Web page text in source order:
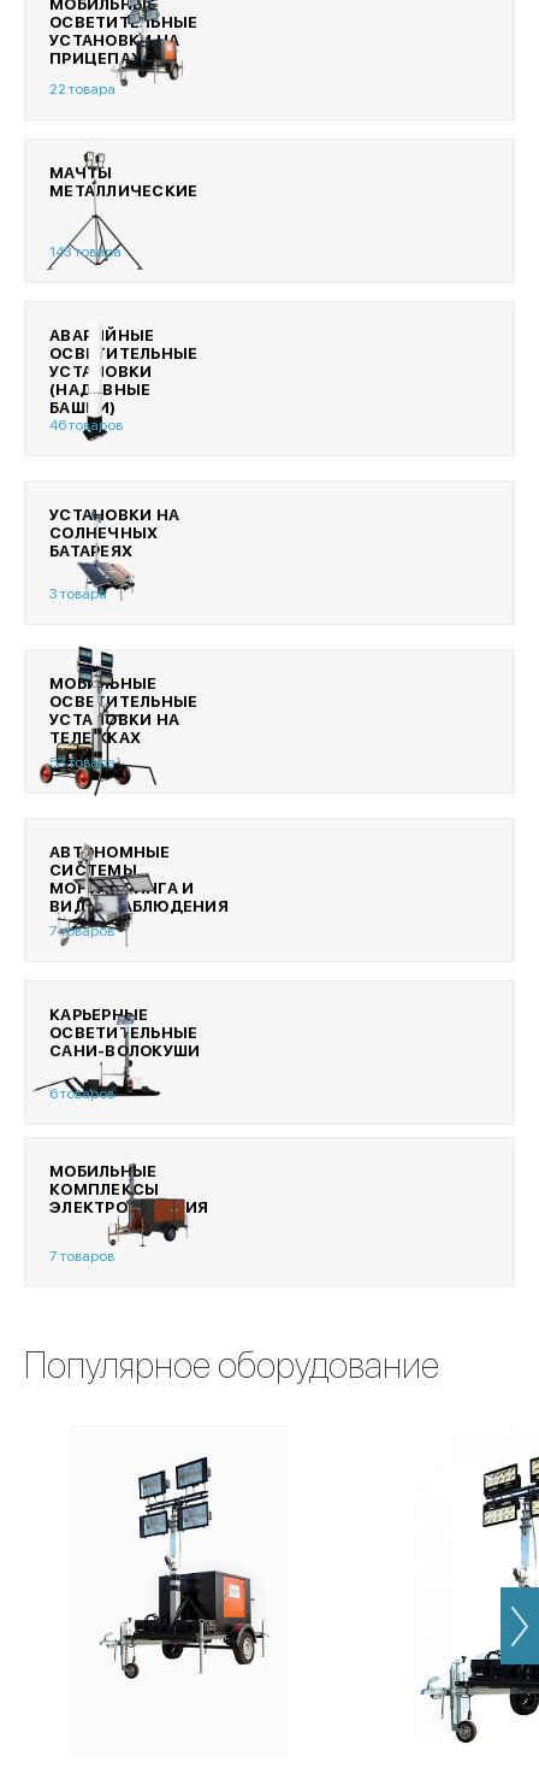
МОБИЛЬНЫЕ
ОСВЕТИТЕЛЬНЫЕ
УСТАНОВКИ НА
ПРИЦЕПАХ
22 товара
МАЧТЫ
МЕТАЛЛИЧЕСКИЕ
143 товара
АВАРИЙНЫЕ
ОСВЕТИТЕЛЬНЫЕ
УСТАНОВКИ
(НАДУВНЫЕ
БАШНИ)
46 товаров
УСТАНОВКИ НА
СОЛНЕЧНЫХ
БАТАРЕЯХ
3 товара
МОБИЛЬНЫЕ
ОСВЕТИТЕЛЬНЫЕ
УСТАНОВКИ НА
ТЕЛЕЖКАХ
53 товара
АВТОНОМНЫЕ
СИСТЕМЫ
МОНИТОРИНГА И
ВИДЕОНАБЛЮДЕНИЯ
7 товаров
КАРЬЕРНЫЕ
ОСВЕТИТЕЛЬНЫЕ
САНИ-ВОЛОКУШИ
6 товаров
МОБИЛЬНЫЕ
КОМПЛЕКСЫ
ЭЛЕКТРОПИТАНИЯ
7 товаров
Популярное оборудование